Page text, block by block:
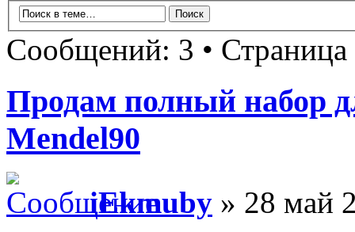
Сообщений: 3 • Страница
Продам полный набор
Mendel90
iEkmuby » 28 май